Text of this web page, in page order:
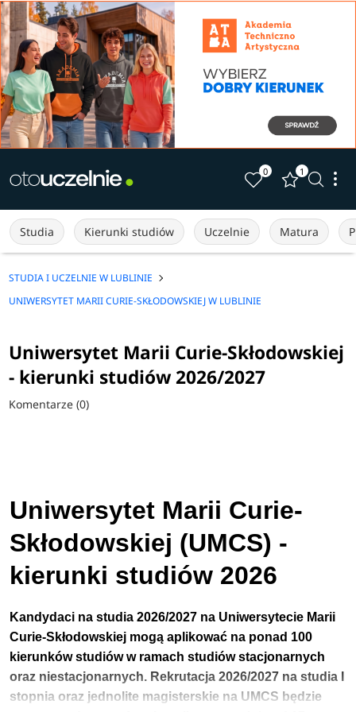
0 1
Studia Kierunki studiów Uczelnie Matura
STUDIA I UCZELNIE W LUBLINIE
UNIWERSYTET MARII CURIE-SKŁODOWSKIEJ W LUBLINIE
Uniwersytet Marii Curie-Skłodowskiej
- kierunki studiów 2026/2027
Komentarze (0)
Uniwersytet Marii Curie-
Skłodowskiej (UMCS) -
kierunki studiów 2026
Kandydaci na studia 2026/2027 na Uniwersytecie Marii
Curie-Skłodowskiej mogą aplikować na ponad 100
kierunków studiów w ramach studiów stacjonarnych
oraz niestacjonarnych. Rekrutacja 2026/2027 na studia I
stopnia oraz jednolite magisterskie na UMCS będzie